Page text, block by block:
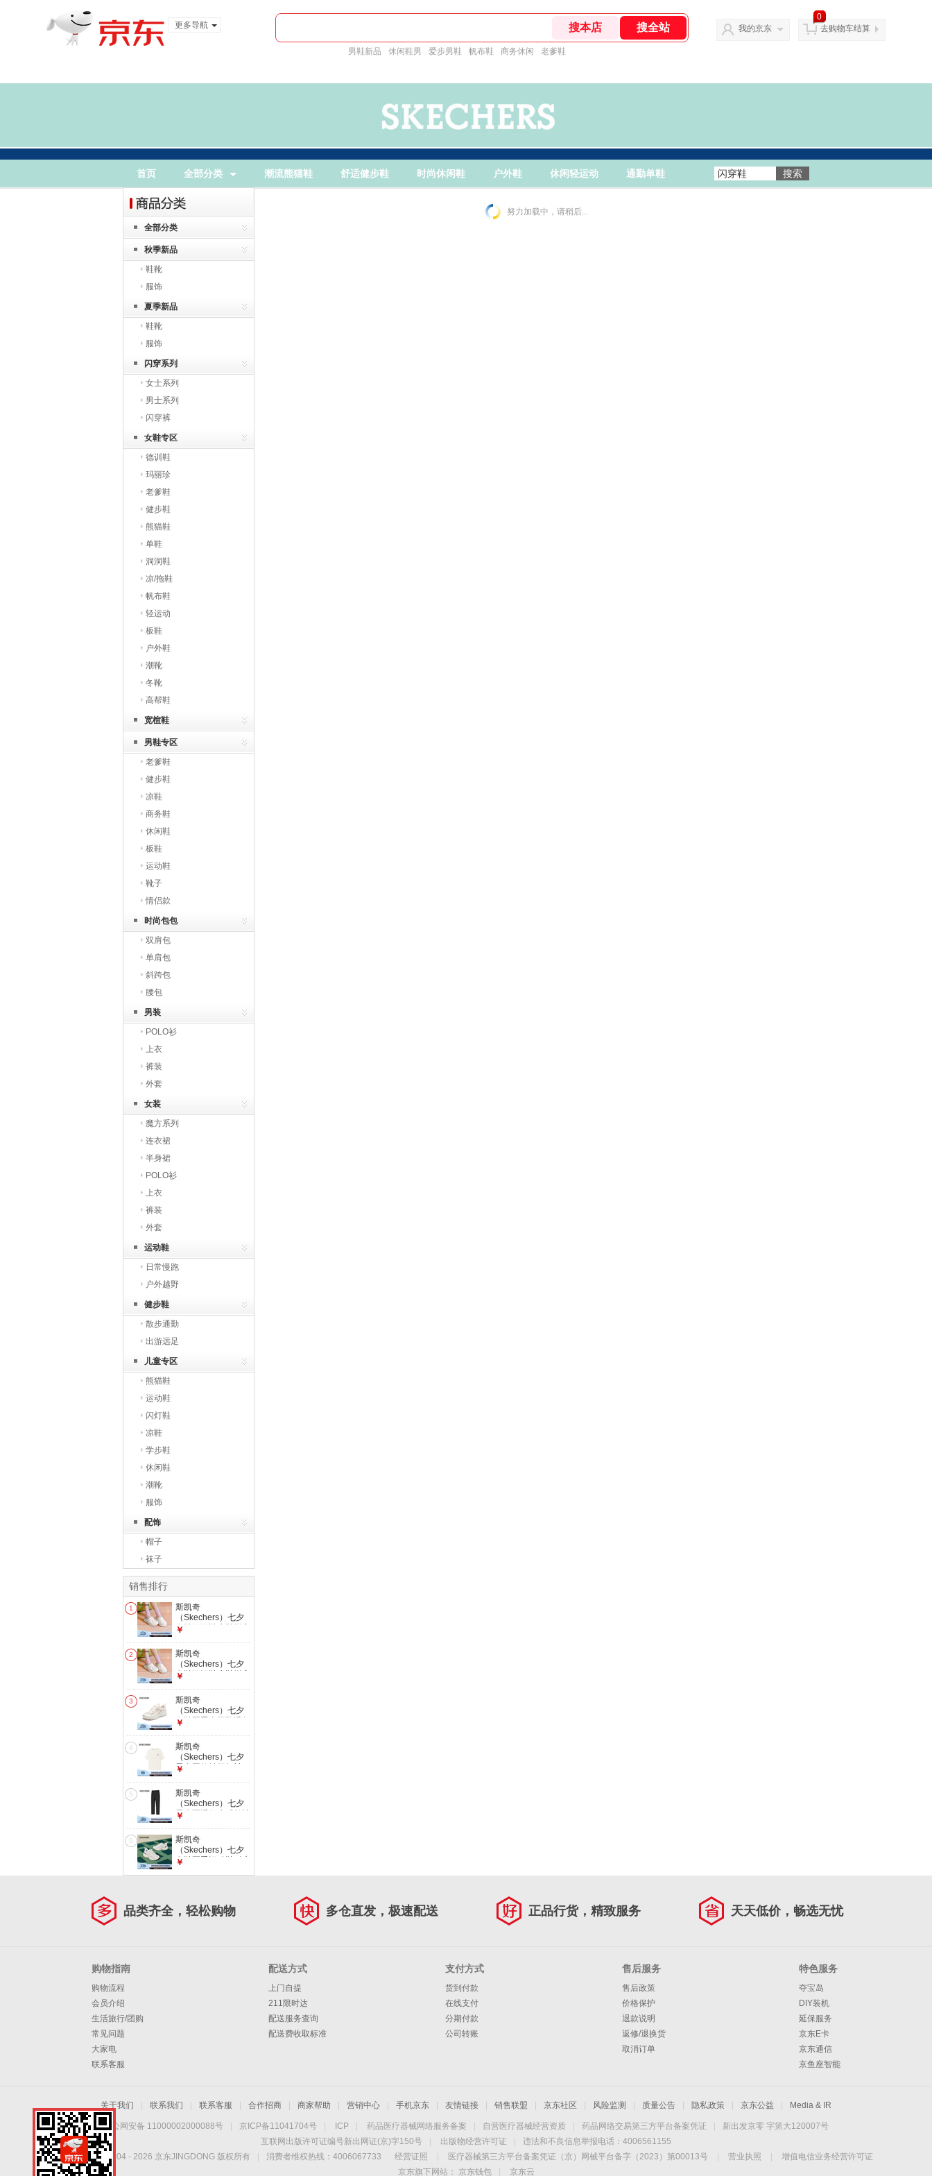
更多导航
男鞋新品 休闲鞋男 爱步男鞋 帆布鞋 商务休闲 老爹鞋
我的京东
0
去购物车结算
首页 全部分类 潮流熊猫鞋 舒适健步鞋 时尚休闲鞋 户外鞋 休闲轻运动 通勤单鞋
全部分类
秋季新品
鞋靴
服饰
夏季新品
鞋靴
服饰
闪穿系列
女士系列
男士系列
闪穿裤
女鞋专区
德训鞋
玛丽珍
老爹鞋
健步鞋
熊猫鞋
单鞋
洞洞鞋
凉/拖鞋
帆布鞋
轻运动
板鞋
户外鞋
潮靴
冬靴
高帮鞋
宽楦鞋
男鞋专区
老爹鞋
健步鞋
凉鞋
商务鞋
休闲鞋
板鞋
运动鞋
靴子
情侣款
时尚包包
双肩包
单肩包
斜跨包
腰包
男装
POLO衫
上衣
裤装
外套
女装
魔方系列
连衣裙
半身裙
POLO衫
上衣
裤装
外套
运动鞋
日常慢跑
户外越野
健步鞋
散步通勤
出游远足
儿童专区
熊猫鞋
运动鞋
闪灯鞋
凉鞋
学步鞋
休闲鞋
潮靴
服饰
配饰
帽子
袜子
销售排行
1
斯凯奇
（Skechers）七夕
女鞋洞洞鞋凉鞋增高
怪兽包头洞洞鞋
111581 白色/多彩
色/WMLT 38
￥
2
斯凯奇
（Skechers）七夕
女鞋洞洞鞋凉鞋增高
怪兽包头洞洞鞋
111581 白色/多彩
色/WMLT 37
￥
3
斯凯奇
（Skechers）七夕
女鞋夏季大网孔透气
步户外鞋子女
117486 乳白
色/OFWT 38 【正码
正拍】
￥
4
斯凯奇
（Skechers）七夕
男女同款针织短袖T
棉花糖白/0074 M
￥
5
斯凯奇
（Skechers）七夕
男士夏透气凉感长裤
P226M282 碳黑
0018 L
￥
6
斯凯奇
（Skechers）七夕
女鞋夏季运动鞋耐磨
37 【正码正拍】
￥
努力加载中，请稍后...
品类齐全，轻松购物 多仓直发，极速配送 正品行货，精致服务 天天低价，畅选无忧
购物指南
购物流程
会员介绍
生活旅行/团购
常见问题
大家电
联系客服
配送方式
上门自提
211限时达
配送服务查询
配送费收取标准
支付方式
货到付款
在线支付
分期付款
公司转账
售后服务
售后政策
价格保护
退款说明
返修/退换货
取消订单
特色服务
夺宝岛
DIY装机
延保服务
京东E卡
京东通信
京鱼座智能
关于我们 联系我们 联系客服 合作招商 商家帮助 营销中心 手机京东 友情链接 销售联盟 京东社区 风险监测 质量公告 隐私政策 京东公益 Media & IR
京公网安备 11000002000088号 京ICP备11041704号 ICP 药品医疗器械网络服务备案 自营医疗器械经营资质 药品网络交易第三方平台备案凭证
新出发京零 字第大120007号
互联网出版许可证编号新出网证(京)字150号
出版物经营许可证
违法和不良信息举报电话：4006561155
Copyright © 2004 - 2026 京东JINGDONG 版权所有 消费者维权热线：4006067733 经营证照 医疗器械第三方平台备案凭证（京）网械平台备字（2023）第00013号 营业执照
增值电信业务经营许可证
京东旗下网站：
京东钱包 京东云
无线享优惠 随时随心
购